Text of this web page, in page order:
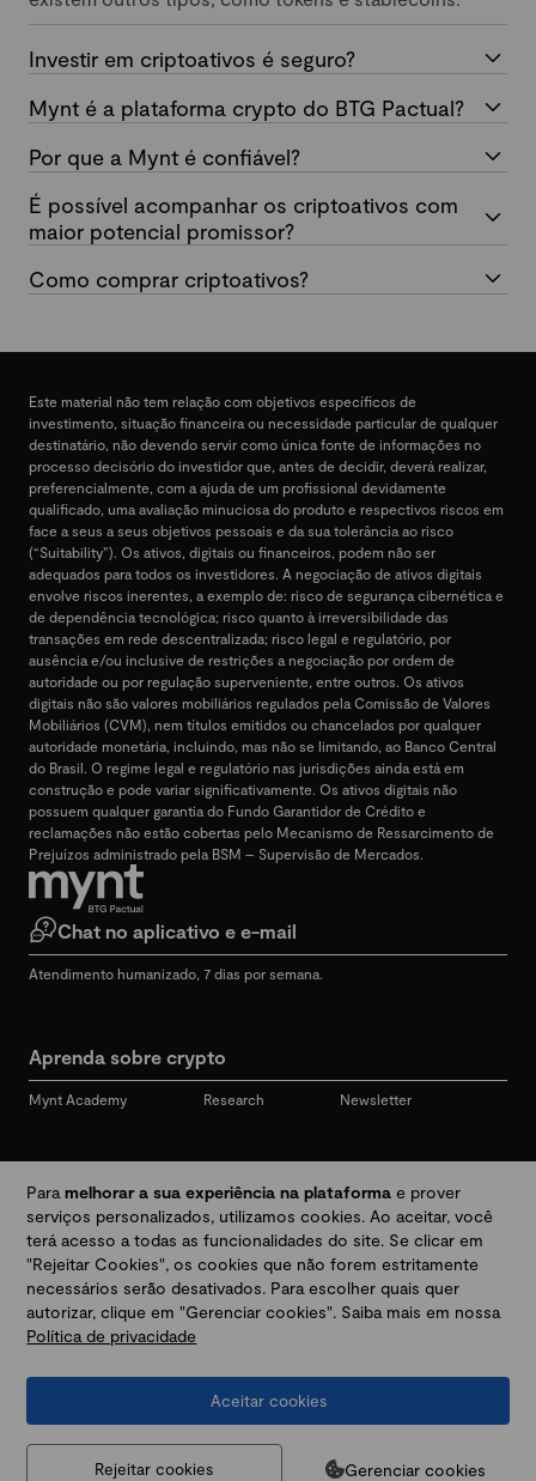
Investir em criptoativos é seguro?
Mynt é a plataforma crypto do BTG Pactual?
Por que a Mynt é confiável?
É possível acompanhar os criptoativos com
maior potencial promissor?
Como comprar criptoativos?
Este material não tem relação com objetivos específicos de
investimento, situação financeira ou necessidade particular de qualquer
destinatário, não devendo servir como única fonte de informações no
processo decisório do investidor que, antes de decidir, deverá realizar,
preferencialmente, com a ajuda de um profissional devidamente
qualificado, uma avaliação minuciosa do produto e respectivos riscos em
face a seus a seus objetivos pessoais e da sua tolerância ao risco
(“Suitability”). Os ativos, digitais ou financeiros, podem não ser
adequados para todos os investidores. A negociação de ativos digitais
envolve riscos inerentes, a exemplo de: risco de segurança cibernética e
de dependência tecnológica; risco quanto à irreversibilidade das
transações em rede descentralizada; risco legal e regulatório, por
ausência e/ou inclusive de restrições a negociação por ordem de
autoridade ou por regulação superveniente, entre outros. Os ativos
digitais não são valores mobiliários regulados pela Comissão de Valores
Mobiliários (CVM), nem títulos emitidos ou chancelados por qualquer
autoridade monetária, incluindo, mas não se limitando, ao Banco Central
do Brasil. O regime legal e regulatório nas jurisdições ainda está em
construção e pode variar significativamente. Os ativos digitais não
possuem qualquer garantia do Fundo Garantidor de Crédito e
reclamações não estão cobertas pelo Mecanismo de Ressarcimento de
Prejuízos administrado pela BSM – Supervisão de Mercados.
Aprenda sobre crypto
Mynt Academy Research Newsletter
Chat no aplicativo e e-mail
Atendimento humanizado, 7 dias por semana.
Redes sociais
Desbloqueie seu mundo crypto
Av. Brigadeiro Faria Lima, 3447, 9 andar - sala 11 - Itaim Bibi - São Paulo, SP, 04538-133,
Prevenção a golpes e fraudes|Regulamentos
Paramelhorar a sua experiência na plataforma e prover
serviços personalizados, utilizamos cookies. Ao aceitar, você
terá acesso a todas as funcionalidades do site. Se clicar em
"Rejeitar Cookies", os cookies que não forem estritamente
necessários serão desativados. Para escolher quais quer
autorizar, clique em "Gerenciar cookies". Saiba mais em nossa
Política de privacidade
Gerenciar cookies
Aceitar cookies
Rejeitar cookies